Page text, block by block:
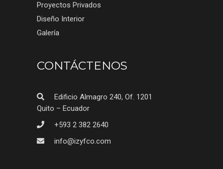
Proyectos Privados
Diseño Interior
Galería
CONTÁCTENOS
Edificio Almagro 240, Of. 1201
Quito – Ecuador
+593 2 382 2640
info@izyfco.com